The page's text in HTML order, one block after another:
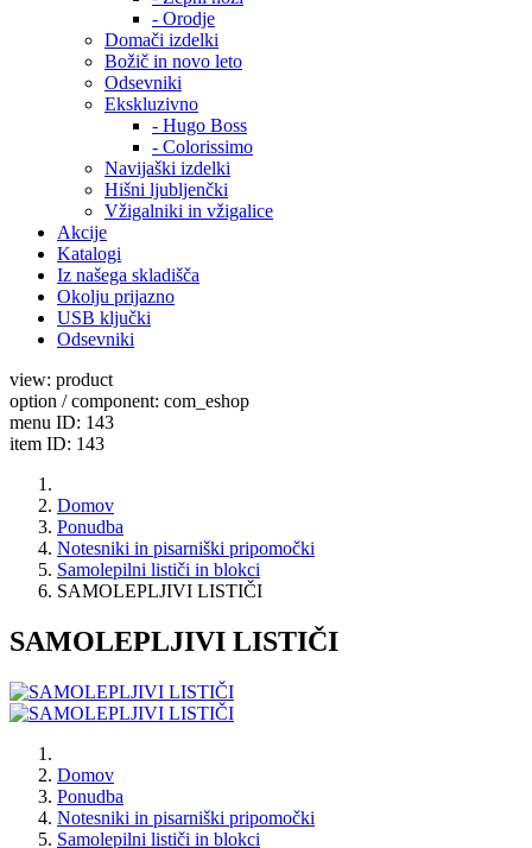
- Orodje
Domači izdelki
Božič in novo leto
Odsevniki
Ekskluzivno
- Hugo Boss
- Colorissimo
Navijaški izdelki
Hišni ljubljenčki
Vžigalniki in vžigalice
Akcije
Katalogi
Iz našega skladišča
Okolju prijazno
USB ključki
Odsevniki
view: product
option / component: com_eshop
menu ID: 143
item ID: 143
Domov
Ponudba
Notesniki in pisarniški pripomočki
Samolepilni lističi in blokci
SAMOLEPLJIVI LISTIČI
SAMOLEPLJIVI LISTIČI
Domov
Ponudba
Notesniki in pisarniški pripomočki
Samolepilni lističi in blokci